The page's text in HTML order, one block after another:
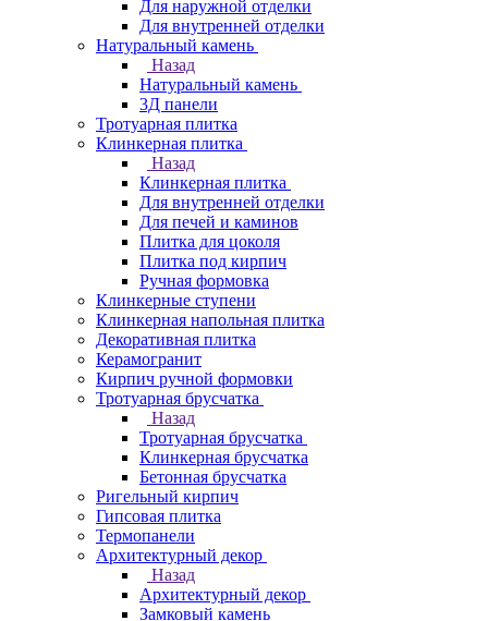
Для наружной отделки
Для внутренней отделки
Натуральный камень
Назад
Натуральный камень
3Д панели
Тротуарная плитка
Клинкерная плитка
Назад
Клинкерная плитка
Для внутренней отделки
Для печей и каминов
Плитка для цоколя
Плитка под кирпич
Ручная формовка
Клинкерные ступени
Клинкерная напольная плитка
Декоративная плитка
Керамогранит
Кирпич ручной формовки
Тротуарная брусчатка
Назад
Тротуарная брусчатка
Клинкерная брусчатка
Бетонная брусчатка
Ригельный кирпич
Гипсовая плитка
Термопанели
Архитектурный декор
Назад
Архитектурный декор
Замковый камень